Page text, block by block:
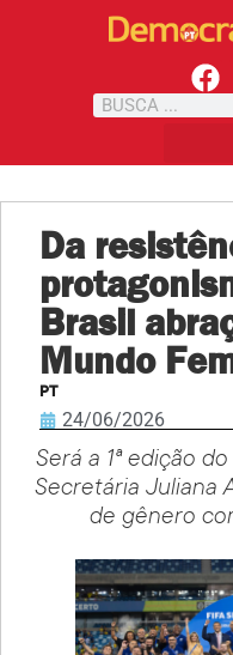
Da
Brasil
Mundo
PT
24/06/2026
Será a 1ª edição
Secretária Juliana
de gênero